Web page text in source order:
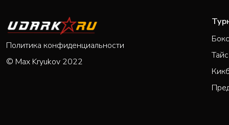
Политика конфиденциальности
© Max Kryukov 2022